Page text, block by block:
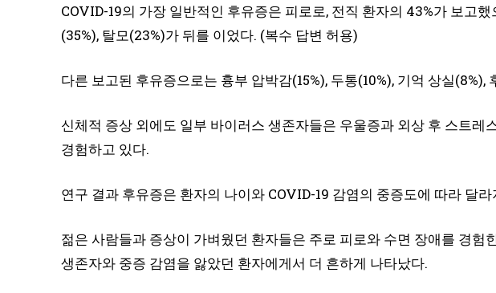
COVID-19의 가장 일반적인 후유증은 피로로, 전직 환자의 43%가 보고
(35%), 탈모(23%)가 뒤를 이었다. (복수 답변 허용)
다른 보고된 후유증으로는 흉부 압박감(15%), 두통(10%), 기억 상실(8%),
신체적 증상 외에도 일부 바이러스 생존자들은 우울증과 외상 후 스트레
경험하고 있다.
연구 결과 후유증은 환자의 나이와 COVID-19 감염의 중증도에 따라 달
젊은 사람들과 증상이 가벼웠던 환자들은 주로 피로와 수면 장애를 경험
생존자와 중증 감염을 앓았던 환자에게서 더 흔하게 나타났다.